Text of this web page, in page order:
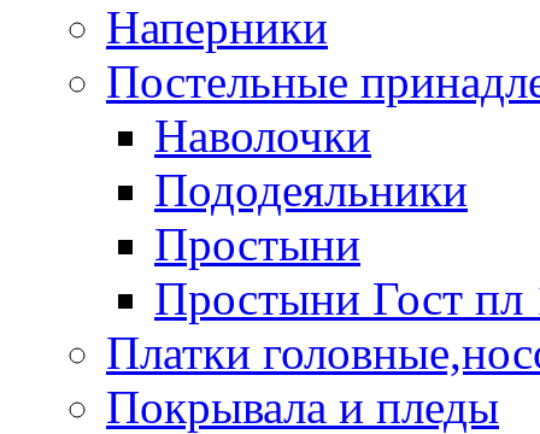
Наперники
Постельные
Наволочки
Пододеяльники
Простыни
Простыни Гост пл
Платки
Покрывала и пледы